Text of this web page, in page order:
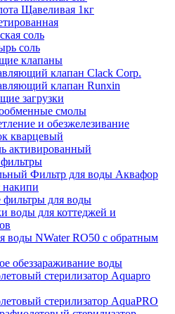
Щавеливая 1кг
соль
соль
клапаны
клапан Clack Corp.
клапан Runxin
загрузки
смолы
и обезжелезивание
кварцевый
активированный
Фильтр для воды Аквафор
накипи
для воды
воды для коттеджей и
воды NWater RO50 с обратным
обеззараживание воды
стерилизатор Aquapro
стерилизатор AquaPRO